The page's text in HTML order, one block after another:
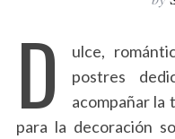
D
ulce,
postres
acompañar la
para la decoración